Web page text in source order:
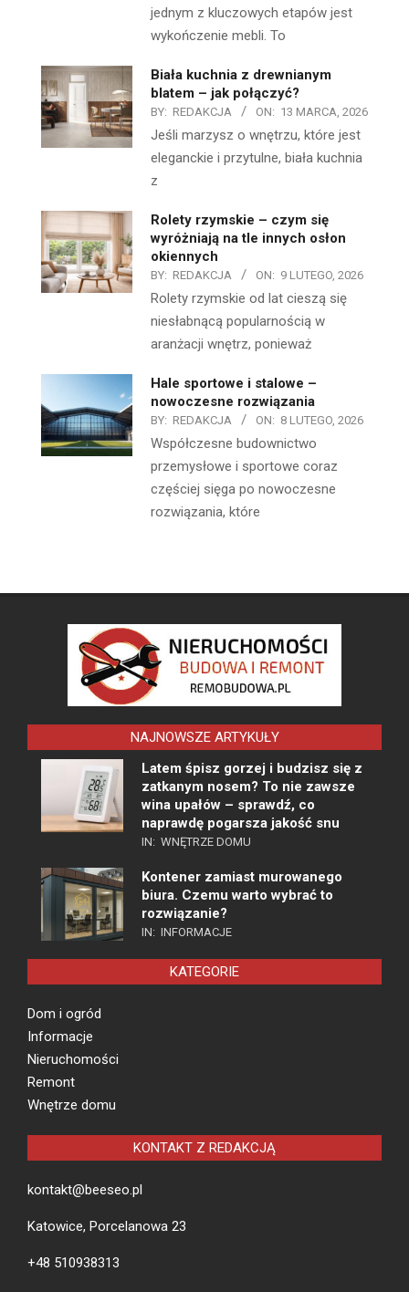
jednym z kluczowych etapów jest
wykończenie mebli. To
Biała kuchnia z drewnianym
blatem – jak połączyć?
BY: REDAKCJA ON: 13 MARCA, 2026
Jeśli marzysz o wnętrzu, które jest
eleganckie i przytulne, biała kuchnia
z
Rolety rzymskie – czym się
wyróżniają na tle innych osłon
okiennych
BY: REDAKCJA ON: 9 LUTEGO, 2026
Rolety rzymskie od lat cieszą się
niesłabnącą popularnością w
aranżacji wnętrz, ponieważ
Hale sportowe i stalowe –
nowoczesne rozwiązania
BY: REDAKCJA ON: 8 LUTEGO, 2026
Współczesne budownictwo
przemysłowe i sportowe coraz
częściej sięga po nowoczesne
rozwiązania, które
NAJNOWSZE ARTYKUŁY
Latem śpisz gorzej i budzisz się z
zatkanym nosem? To nie zawsze
wina upałów – sprawdź, co
naprawdę pogarsza jakość snu
IN: WNĘTRZE DOMU
Kontener zamiast murowanego
biura. Czemu warto wybrać to
rozwiązanie?
IN: INFORMACJE
KATEGORIE
Dom i ogród
Informacje
Nieruchomości
Remont
Wnętrze domu
KONTAKT Z REDAKCJĄ
kontakt@beeseo.pl
Katowice, Porcelanowa 23
+48 510938313